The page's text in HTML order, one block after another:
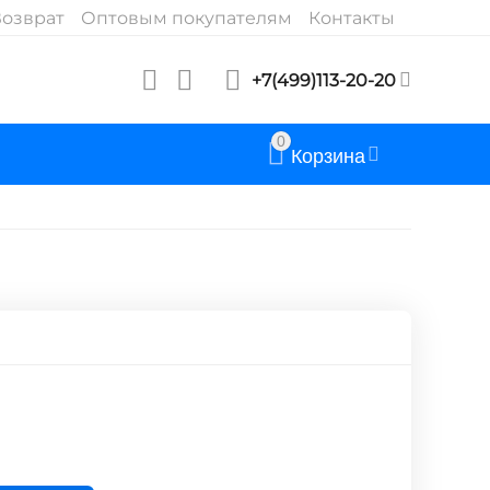
Оптовым покупателям Контакты
+7(499)113-20-20
0 Корзина